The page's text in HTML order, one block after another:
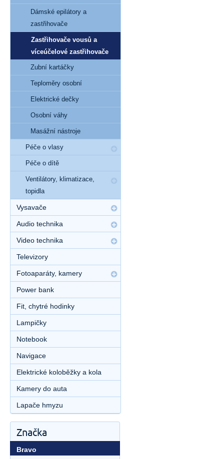
Dámské epilátory a
zastřihovače
Zastřihovače vousů a
víceúčelové zastřihovače
Zubní kartáčky
Teploměry osobní
Elektrické dečky
Osobní váhy
Masážní nástroje
Péče o vlasy
Péče o dítě
Ventilátory, klimatizace,
topidla
Vysavače
Audio technika
Video technika
Televizory
Fotoaparáty, kamery
Power bank
Fit, chytré hodinky
Lampičky
Notebook
Navigace
Elektrické koloběžky a kola
Kamery do auta
Lapače hmyzu
Značka
Bravo